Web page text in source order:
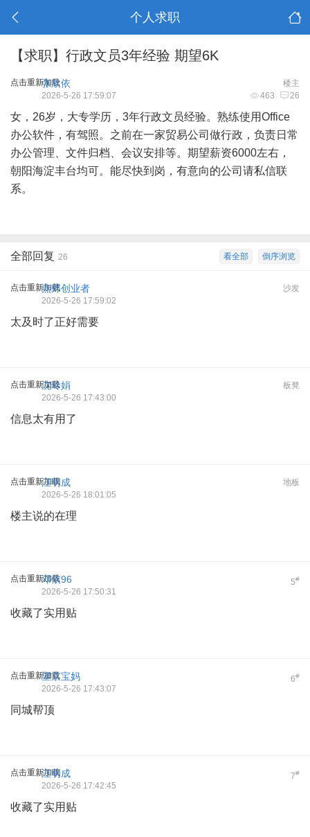
个人求职
【求职】行政文员3年经验 期望6K
点击重新加载 楼主
张欣依
463 26
2026-5-26 17:59:07
女，26岁，大专学历，3年行政文员经验。熟练使用Office
办公软件，有驾照。之前在一家贸易公司做行政，负责日常
办公管理、文件归档、会议安排等。期望薪资6000左右，
朝阳海淀丰台均可。能尽快到岗，有意向的公司请私信联
系。
倒序浏览
看全部
全部回复 26
点击重新加载 沙发
燕郊创业者
2026-5-26 17:59:02
太及时了正好需要
点击重新加载 板凳
沈玲娟
2026-5-26 17:43:00
信息太有用了
点击重新加载 地板
汪明成
2026-5-26 18:01:05
楼主说的在理
点击重新加载 5#
邓依96
2026-5-26 17:50:31
收藏了实用贴
点击重新加载 6#
望京宝妈
2026-5-26 17:43:07
同城帮顶
点击重新加载 7#
汪明成
2026-5-26 17:42:45
收藏了实用贴